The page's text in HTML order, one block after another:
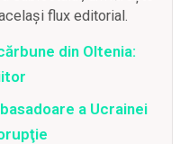
flux editorial.
din Oltenia:
a Ucrainei